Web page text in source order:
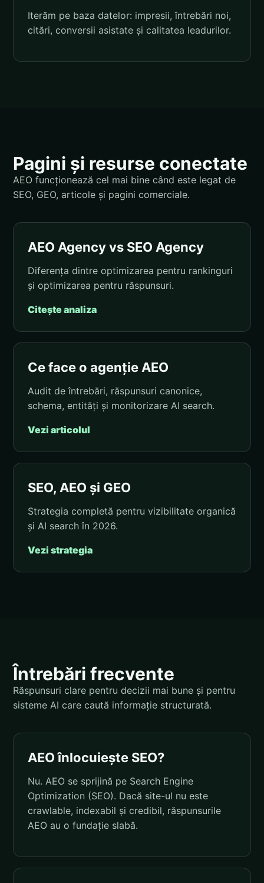
Iterăm pe baza datelor: impresii, întrebări noi,
citări, conversii asistate și calitatea leadurilor.
Pagini și resurse conectate
AEO funcționează cel mai bine când este legat de
SEO, GEO, articole și pagini comerciale.
AEO Agency vs SEO Agency
Diferența dintre optimizarea pentru rankinguri
și optimizarea pentru răspunsuri.
Citește analiza
Ce face o agenție AEO
Audit de întrebări, răspunsuri canonice,
schema, entități și monitorizare AI search.
Vezi articolul
SEO, AEO și GEO
Strategia completă pentru vizibilitate organică
și AI search în 2026.
Vezi strategia
Întrebări frecvente
Răspunsuri clare pentru decizii mai bune și pentru
sisteme AI care caută informație structurată.
AEO înlocuiește SEO?
Nu. AEO se sprijină pe Search Engine
Optimization (SEO). Dacă site-ul nu este
crawlable, indexabil și credibil, răspunsurile
AEO au o fundație slabă.